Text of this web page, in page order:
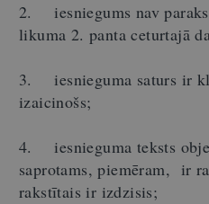
2. iesniegums nav
likuma 2. panta ceturtajā
3. iesnieguma saturs ir
izaicinošs;
4. iesnieguma teksts
saprotams, piemēram, ir
rakstītais ir izdzisis;